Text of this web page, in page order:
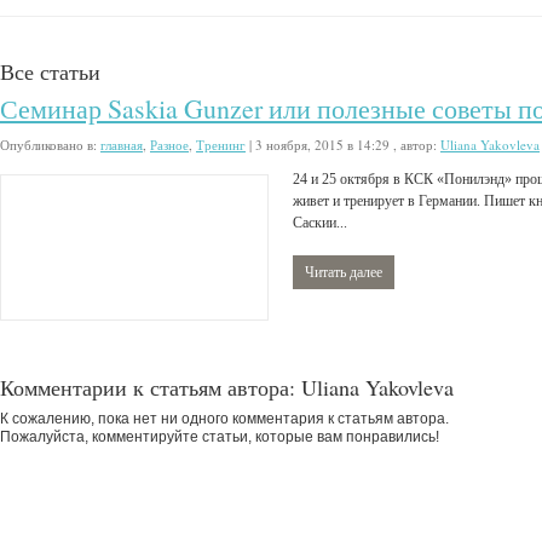
Все статьи
Семинар Saskia Gunzer или полезные советы
Опубликовано в: главная, Разное, Тренинг | 3 ноября, 2015 в 14:29 , автор: Uliana Yakovleva
24 и 25 октября в КСК «Понилэнд»
живет и тренирует в Германии. Пишет
Саскии...
Читать далее
Комментарии к статьям автора: Uliana Yakovleva
К сожалению, пока нет ни одного комментария к статьям автора.
Пожалуйста, комментируйте статьи, которые вам понравились!